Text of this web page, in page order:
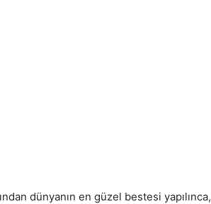
dünyanın en güzel bestesi yapılınca,